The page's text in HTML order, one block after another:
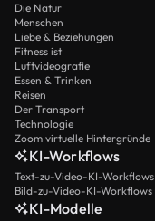
Die Natur
Menschen
Liebe & Beziehungen
Fitness ist
Luftvideografie
Essen & Trinken
Reisen
Der Transport
Technologie
Zoom virtuelle Hintergründe
KI-Workflows
Text-zu-Video-KI-Workflows
Bild-zu-Video-KI-Workflows
KI-Modelle